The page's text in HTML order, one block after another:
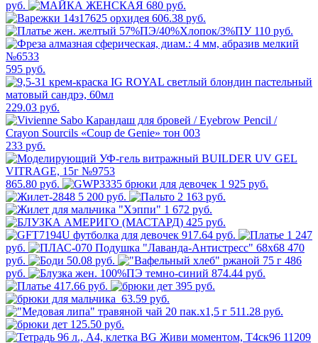
руб.
680 руб.
606.38 руб.
110 руб.
595 руб.
229.03 руб.
233 руб.
865.80 руб.
1 925 руб.
5 200 руб.
2 163 руб.
1 672 руб.
425 руб.
917.64 руб.
1 247
руб.
470
руб.
50.08 руб.
486
руб.
874.44 руб.
417.66 руб.
395 руб.
63.59 руб.
511.28 руб.
125.50 руб.